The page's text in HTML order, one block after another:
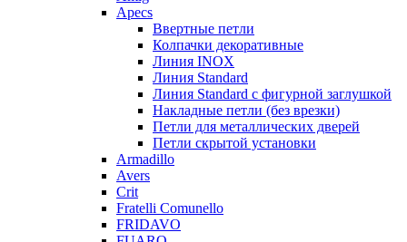
Apecs
Ввертные петли
Колпачки декоративные
Линия INOX
Линия Standard
Линия Standard с фигурной заглушкой
Накладные петли (без врезки)
Петли для металлических дверей
Петли скрытой установки
Armadillo
Avers
Crit
Fratelli Comunello
FRIDAVO